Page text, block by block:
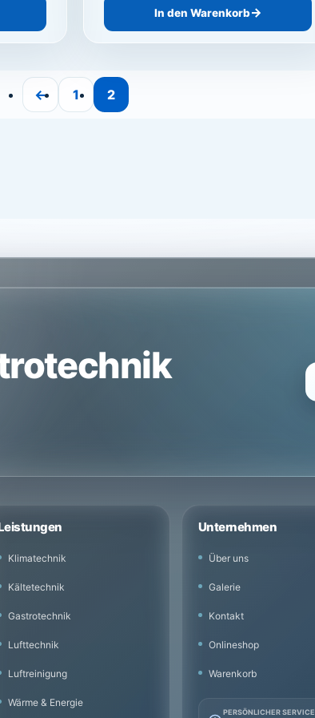
In den Warenkorb
← 1 2
Klimatechnik
Kältetechnik
Gastrotechnik
Lufttechnik
Luftreinigung
Wärme & Energie
Unternehmen
Über uns
Galerie
Kontakt
Onlineshop
Warenkorb
PERSÖNLICHER SERVICE